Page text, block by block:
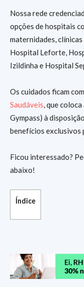
Nossa rede
opções de hospitais
maternidades,
Hospital Leforte,
Izildinha e Hospital
Os cuidados ficam
Saudáveis, que
Gympass) à
benefícios exclusivos
Ficou interessado?
abaixo!
Índice